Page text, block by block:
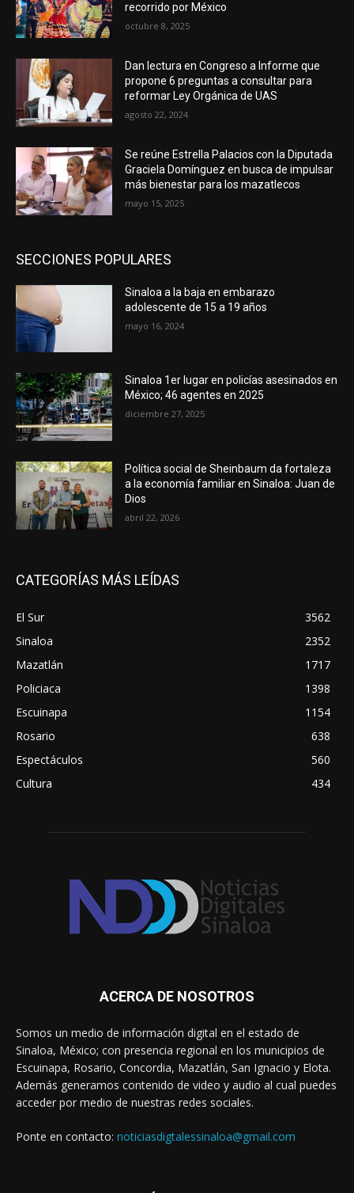
recorrido por México
octubre 8, 2025
Dan lectura en Congreso a Informe que
propone 6 preguntas a consultar para
reformar Ley Orgánica de UAS
agosto 22, 2024
Se reúne Estrella Palacios con la Diputada
Graciela Domínguez en busca de impulsar
más bienestar para los mazatlecos
mayo 15, 2025
SECCIONES POPULARES
Sinaloa a la baja en embarazo
adolescente de 15 a 19 años
mayo 16, 2024
Sinaloa 1er lugar en policías asesinados en
México; 46 agentes en 2025
diciembre 27, 2025
Política social de Sheinbaum da fortaleza
a la economía familiar en Sinaloa: Juan de
Dios
abril 22, 2026
CATEGORÍAS MÁS LEÍDAS
El Sur
3562
Sinaloa
2352
Mazatlán
1717
Policiaca
1398
Escuinapa
1154
Rosario
638
Espectáculos
560
Cultura
434
ACERCA DE NOSOTROS
Somos un medio de información digital en el estado de
Sinaloa, México; con presencia regional en los municipios de
Escuinapa, Rosario, Concordia, Mazatlán, San Ignacio y Elota.
Además generamos contenido de video y audio al cual puedes
acceder por medio de nuestras redes sociales.
Ponte en contacto: noticiasdigtalessinaloa@gmail.com